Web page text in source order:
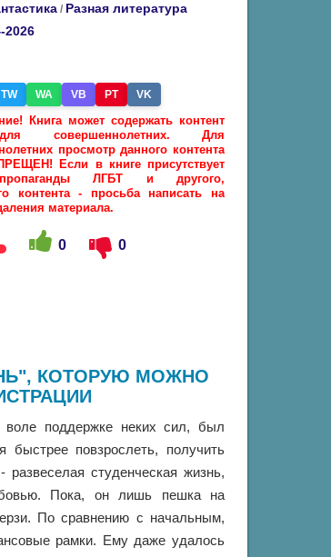
/ Разная литература
2026
TW WA VB PT VK
Книга может содержать контент
совершеннолетних. Для
просмотр данного контента
Если в книге присутствует
ЛГБТ и другого,
контента - просьба написать на
материала.
0 0
КОТОРУЮ МОЖНО
воле поддержке неких сил, был
повзрослеть, получить
студенческая жизнь,
Пока, он лишь пешка на
По сравнению с начальным,
рамки. Ему даже удалось